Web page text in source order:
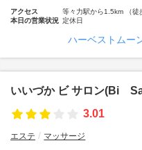
アクセス
等々力駅から1.5km （徒
本日の営業状況 定休日
ハーベストムー
いいづか ビ サロン(Bi
3.01
エステ マッサージ